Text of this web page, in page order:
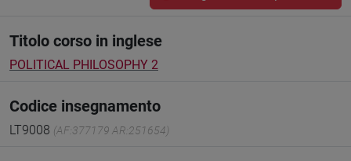
Titolo corso in inglese
POLITICAL PHILOSOPHY 2
Codice insegnamento
LT9008 (AF:377179 AR:251654)